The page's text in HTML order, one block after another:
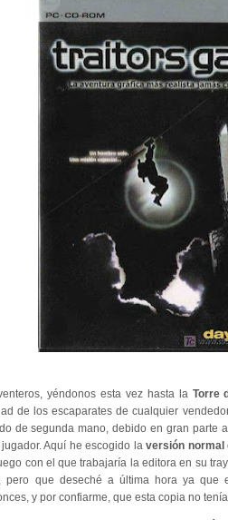
yéndonos esta vez hasta la Torre
de los escaparates de cualquier
de segunda mano, debido en gran parte
Aquí he escogido laversión normal
con el que trabajaría la editora en su
pero que deseché a última hora ya que
y por confiarme, que esta copia no tenía